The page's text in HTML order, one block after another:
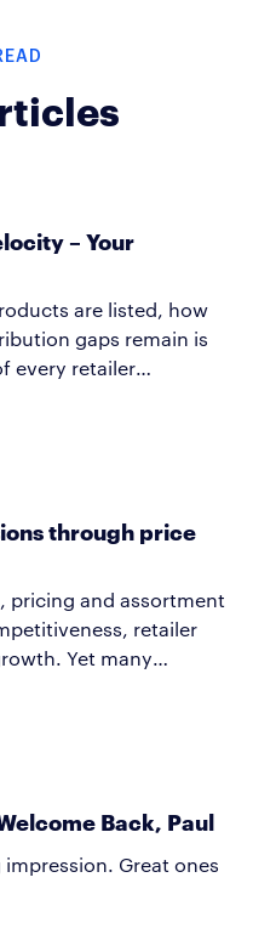
– Your
are listed, how
gaps remain is
every retailer
grow category sales
gaps before
through price
pricing and assortment
retailer
Yet many
decisions.
development
Back, Paul
Great ones